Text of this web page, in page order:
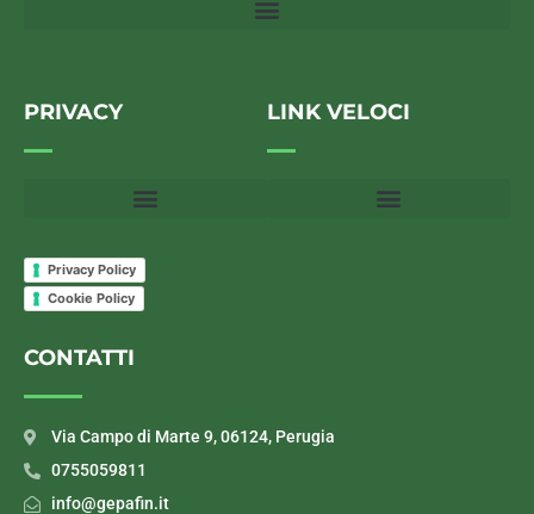
PRIVACY
Privacy Policy
Cookie Policy
LINK VELOCI
CONTATTI
Via Campo di Marte 9, 06124, Perugia
0755059811
info@gepafin.it